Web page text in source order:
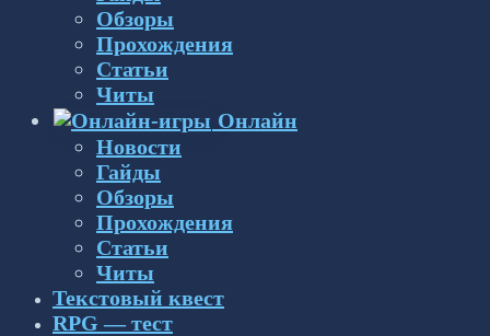
Обзоры
Прохождения
Статьи
Читы
Онлайн
Новости
Гайды
Обзоры
Прохождения
Статьи
Читы
Текстовый квест
RPG — тест